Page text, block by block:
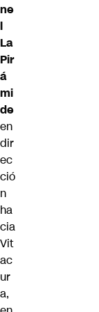
ne
l
La
Pir
á
mi
de
en
dir
ec
ció
n
ha
cia
Vit
ac
ur
a,